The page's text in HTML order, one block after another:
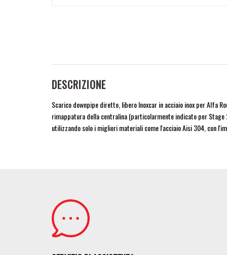
DESCRIZIONE
Scarico downpipe diretto, libero Inoxcar in acciaio inox per Alfa
rimappatura della centralina (particolarmente indicato per
utilizzando solo i migliori materiali come l'acciaio Aisi 304, con
Image